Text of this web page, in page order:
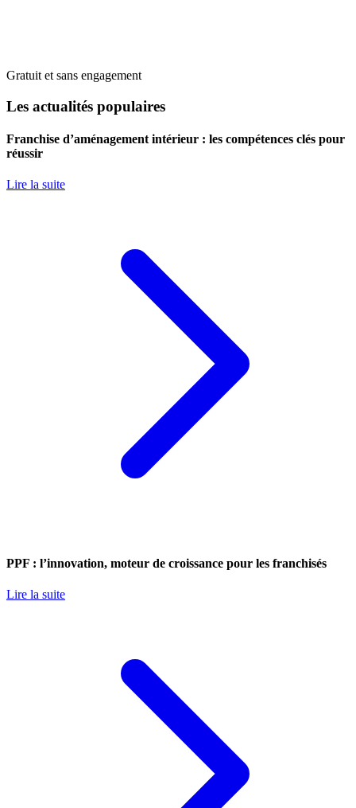
Gratuit et sans engagement
Les actualités populaires
Franchise d’aménagement intérieur : les compétences clés pour
réussir
Lire la suite
PPF : l’innovation, moteur de croissance pour les franchisés
Lire la suite